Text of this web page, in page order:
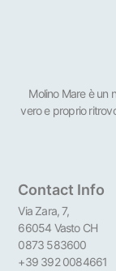
Molino Mare è un
vero e proprio
Contact Info
Via Zara, 7,
66054 Vasto CH
0873 583600
+39 392 0084661